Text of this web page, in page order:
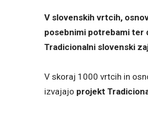
V slovenskih vrtcih,
posebnimi potrebami ter
Tradicionalni slovenski
V skoraj 1000 vrtcih in
izvajajo projekt